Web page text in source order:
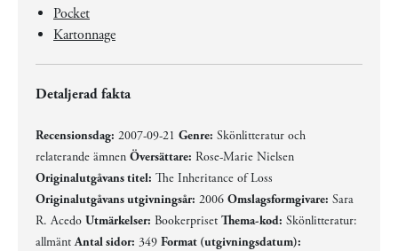
Pocket
Kartonnage
Detaljerad fakta
Recensionsdag: 2007-09-21 Genre: Skönlitteratur och
relaterande ämnen Översättare: Rose-Marie Nielsen
Originalutgåvans titel: The Inheritance of Loss
Originalutgåvans utgivningsår: 2006 Omslagsformgivare: Sara
R. Acedo Utmärkelser: Bookerpriset Thema-kod: Skönlitteratur:
allmäntAntal sidor: 349 Format (utgivningsdatum):